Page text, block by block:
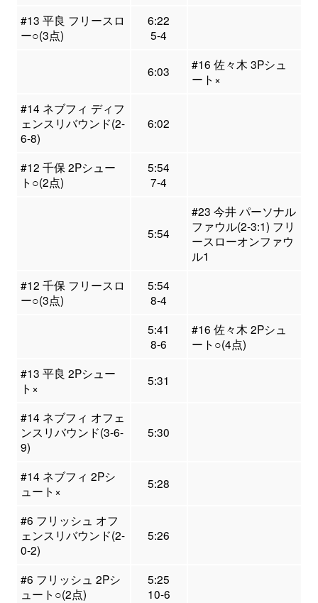
#13 平良 フリースロ
ー○(3点)
6:22
5-4
6:03
#16 佐々木 3Pシュ
ート×
#14 ネブフィ ディフ
ェンスリバウンド(2-
6-8)
6:02
#12 千保 2Pシュー
ト○(2点)
5:54
7-4
5:54
#23 今井 パーソナル
ファウル(2-3:1) フリ
ースローオンファウ
ル1
#12 千保 フリースロ
ー○(3点)
5:54
8-4
5:41
8-6
#16 佐々木 2Pシュ
ート○(4点)
#13 平良 2Pシュー
ト×
5:31
#14 ネブフィ オフェ
ンスリバウンド(3-6-
9)
5:30
#14 ネブフィ 2Pシ
ュート×
5:28
#6 フリッシュ オフ
ェンスリバウンド(2-
0-2)
5:26
#6 フリッシュ 2Pシ
ュート○(2点)
5:25
10-6